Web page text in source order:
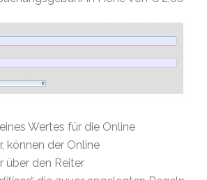
Wertes für die Online
können der Online
über den Reiter